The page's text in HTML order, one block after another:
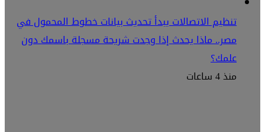
تنظيم الاتصالات يبدأ تحديث بيانات خطوط المحمول في
مصر.. ماذا يحدث إذا وجدت شريحة مسجلة باسمك دون
علمك؟
منذ 4 ساعات